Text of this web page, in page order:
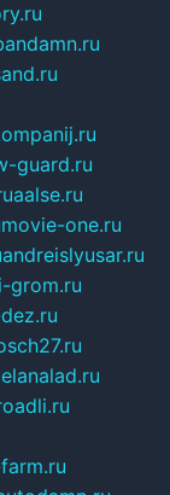
guard.ru
aalse.ru
movie-one.ru
andreislyusar.ru
grom.ru